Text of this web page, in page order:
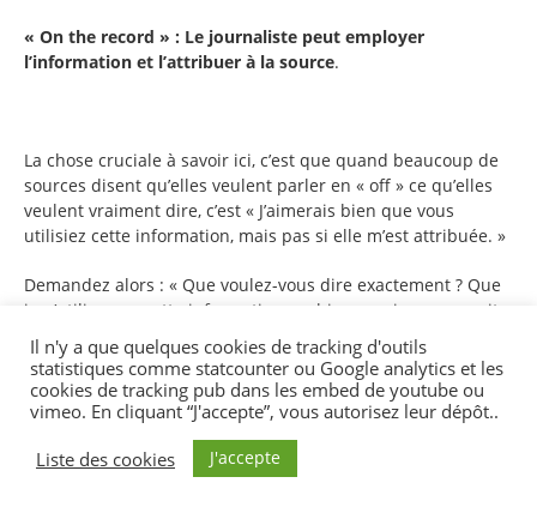
« On the record » : Le journaliste peut employer
l’information et l’attribuer à la source.
La chose cruciale à savoir ici, c’est que quand beaucoup de
sources disent qu’elles veulent parler en « off » ce qu’elles
veulent vraiment dire, c’est « J’aimerais bien que vous
utilisiez cette information, mais pas si elle m’est attribuée. »
Demandez alors : « Que voulez-vous dire exactement ? Que
je n’utilise pas cette information, ou bien que je ne vous cite
pas comme en étant la source ? »
Si la source indique que c’est l’attribution qui pose
problème, n’oubliez pas de demander : « Qui d’autre est au
cer- titude qu’elle ne pourrait venir que de vous ? » Si la
réponse est non, demandez : « Comment allons- nous
Il n'y a que quelques cookies de tracking d'outils
statistiques comme statcounter ou Google analytics et les
cookies de tracking pub dans les embed de youtube ou
vimeo. En cliquant “J'accepte”, vous autorisez leur dépôt..
Liste des cookies
J'accepte